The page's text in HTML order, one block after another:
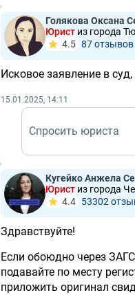
Голякова Оксана
Юрист из города
4.5 87 отзывов
Исковое заявление в
15.01.2025, 14:11
Спросить юриста
Кугейко Анжела
Юрист из города
4.4 53302
Здравствуйте!
Если обоюдно через
подавайте по месту
приложить оригинал